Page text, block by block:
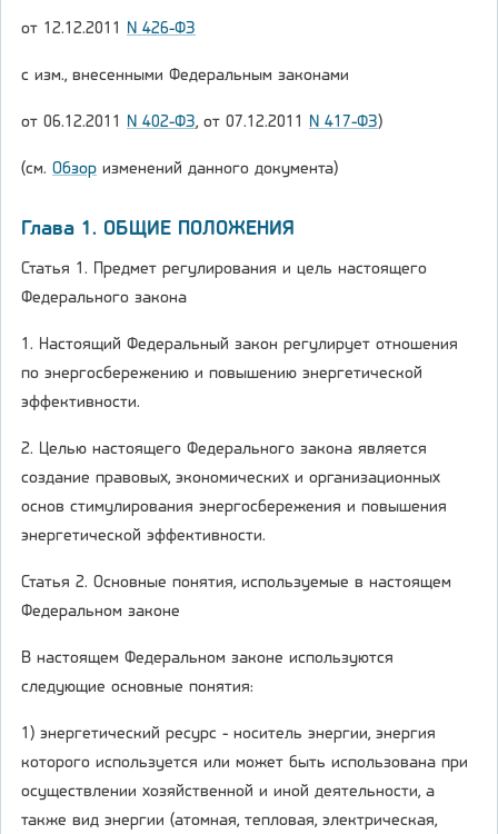
от 12.12.2011 N 426-ФЗ
с изм., внесенными Федеральным законами
от 06.12.2011 N 402-ФЗ, от 07.12.2011 N 417-ФЗ)
(см. Обзор изменений данного документа)
Глава 1. ОБЩИЕ ПОЛОЖЕНИЯ
Статья 1. Предмет регулирования и цель настоящего
Федерального закона
1. Настоящий Федеральный закон регулирует отношения
по энергосбережению и повышению энергетической
эффективности.
2. Целью настоящего Федерального закона является
создание правовых, экономических и организационных
основ стимулирования энергосбережения и повышения
энергетической эффективности.
Статья 2. Основные понятия, используемые в настоящем
Федеральном законе
В настоящем Федеральном законе используются
следующие основные понятия:
1) энергетический ресурс - носитель энергии, энергия
которого используется или может быть использована при
осуществлении хозяйственной и иной деятельности, а
также вид энергии (атомная, тепловая, электрическая,